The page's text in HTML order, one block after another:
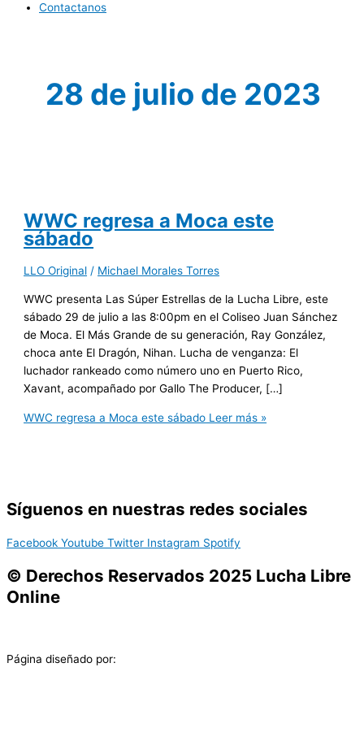
Contactanos
28 de julio de 2023
WWC regresa a Moca este
sábado
LLO Original / Michael Morales Torres
WWC presenta Las Súper Estrellas de la Lucha Libre, este
sábado 29 de julio a las 8:00pm en el Coliseo Juan Sánchez
de Moca. El Más Grande de su generación, Ray González,
choca ante El Dragón, Nihan. Lucha de venganza: El
luchador rankeado como número uno en Puerto Rico,
Xavant, acompañado por Gallo The Producer, […]
WWC regresa a Moca este sábado Leer más »
Síguenos en nuestras redes sociales
Facebook Youtube Twitter Instagram Spotify
© Derechos Reservados 2025 Lucha Libre
Online
Página diseñado por: